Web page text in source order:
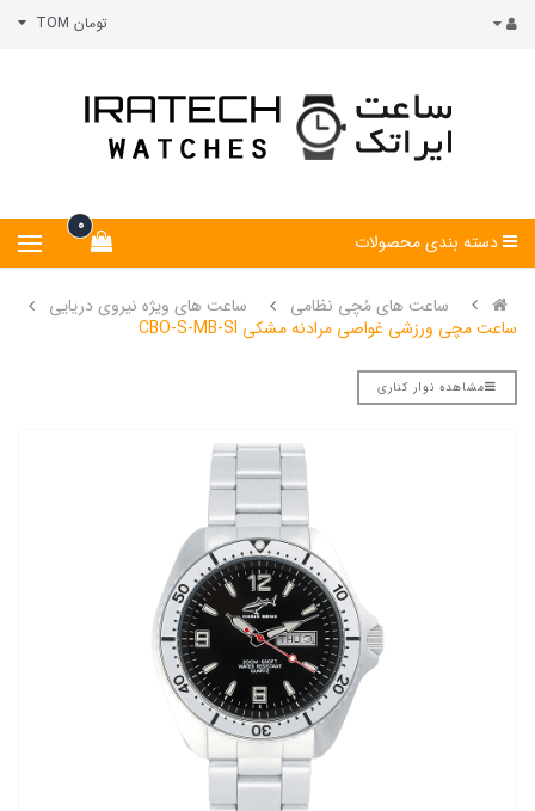
تومان TOM
0
دسته بندی محصولات
ساعت های مُچی نظامی
ساعت های ویژه نیروی دریایی
ساعت مچی ورزشی غواصی مرادنه مشکی CBO-S-MB-SI
مشاهده نوار کناری